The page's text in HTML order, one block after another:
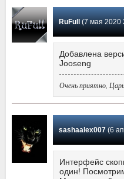
RuFull(7 мая 2020
Добавлена
Jooseng
Очень приятно,
sashaalex007(6
Интерфейс
один!